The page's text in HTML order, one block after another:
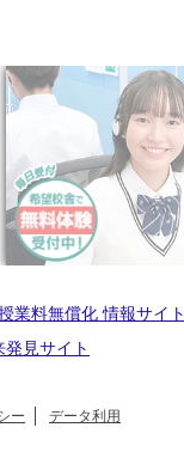
業料無償化 情報サイト
見サイト
ー データ利用